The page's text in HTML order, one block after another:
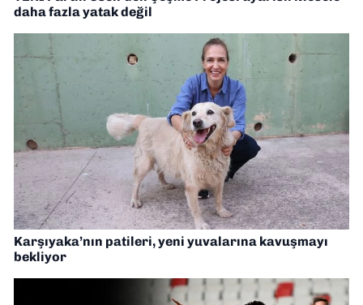
daha fazla yatak değil
Karşıyaka’nın patileri, yeni yuvalarına kavuşmayı
bekliyor